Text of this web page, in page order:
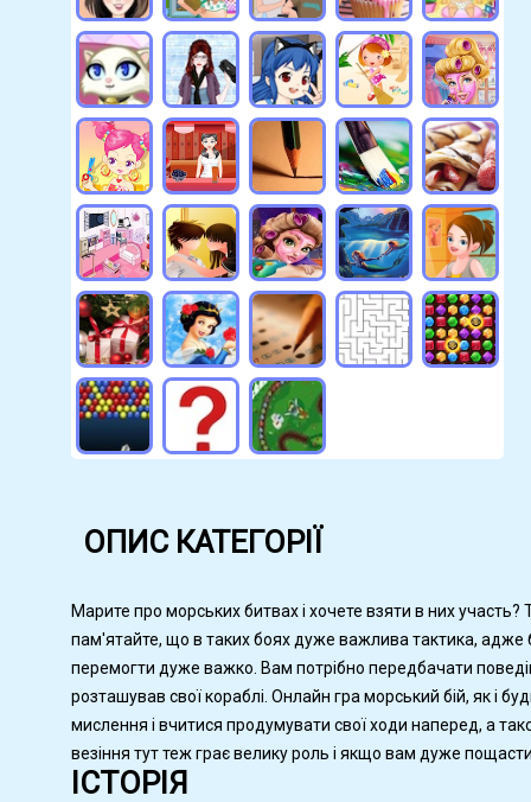
ОПИС КАТЕГОРІЇ
Марите про морських битвах і хочете взяти в них участь?
пам'ятайте, що в таких боях дуже важлива тактика, адже
перемогти дуже важко. Вам потрібно передбачати
розташував свої кораблі. Онлайн гра морський бій, як і
мислення і вчитися продумувати свої ходи наперед, а
везіння тут теж грає велику роль і якщо вам дуже
ІСТОРІЯ